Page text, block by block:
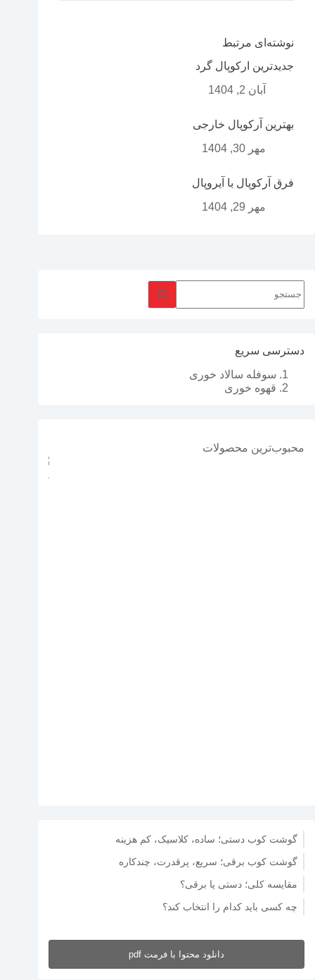
نوشته‌ای مرتبط
جدیدترین ارکوپال گرد
آبان 2, 1404
بهترین آرکوپال خارجی
مهر 30, 1404
فرق آرکوپال با آیروپال
مهر 29, 1404
دسترسی سریع
سوفله سالاد خوری
قهوه خوری
محبوب‌ترین محصولات
گوشت کوب دستی؛ ساده، کلاسیک، کم هزینه
گوشت کوب برقی؛ سریع، پرقدرت، چندکاره
مقایسه کلی؛ دستی یا برقی؟
چه کسی باید کدام را انتخاب کند؟
دانلود محتوا با فرمت pdf